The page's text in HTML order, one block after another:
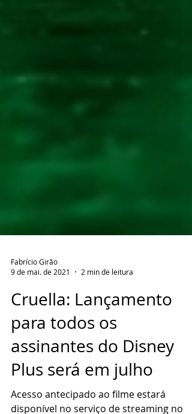
9 de mai. de 2021
Cruella: Lançamento
para todos os
assinantes do Disney
Plus será em julho